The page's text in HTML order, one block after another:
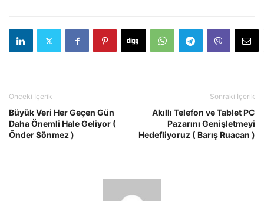
Önceki İçerik
Büyük Veri Her Geçen Gün
Daha Önemli Hale Geliyor (
Önder Sönmez )
Sonraki İçerik
Akıllı Telefon ve Tablet PC
Pazarını Genişletmeyi
Hedefliyoruz ( Barış Ruacan )